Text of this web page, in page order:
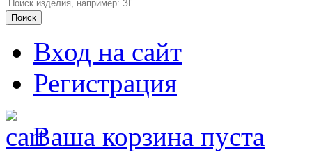
Вход на сайт
Регистрация
Ваша корзина пуста